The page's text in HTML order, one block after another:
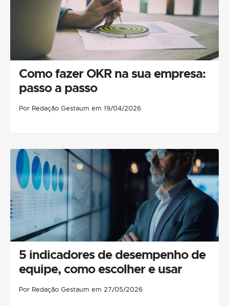
Como fazer OKR na sua empresa:
passo a passo
Por Redação Gestaum em 19/04/2026
5 indicadores de desempenho de
equipe, como escolher e usar
Por Redação Gestaum em 27/05/2026